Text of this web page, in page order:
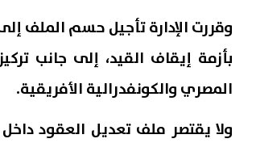
وقررت الإدارة تأجيل حسم الملف
بأزمة إيقاف القيد، إلى جانب
المصري والكونفدرالية الأفريقية.
ولا يقتصر ملف تعديل العقود
الأولى للثانوية
العامة 2026.. موعد غلق التسجيل
للكليات
رسميًا.. مصر
تحت
أنجلوس 2028
08 أغسطس, 2026 06:05 م